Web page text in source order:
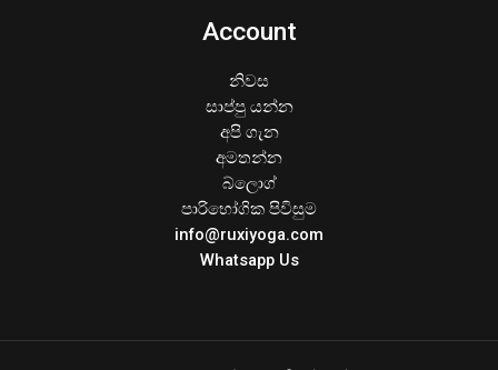
Account
නිවස
සාප්පු යන්න
අපි ගැන
අමතන්න
බ්ලොග්
පාරිභෝගික පිවිසුම
info@ruxiyoga.com
Whatsapp Us